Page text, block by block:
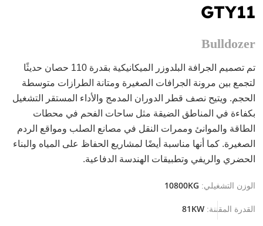
GTY11
Bulldozer
تم تصميم الجرافة البلدوزر الميكانيكية بقدرة 110 حصان حديثًا
لتجمع بين مرونة الجرافات الصغيرة ومتانة الطرازات متوسطة
الحجم. ويتيح نصف قطر الدوران المدمج والأداء المستقر التشغيل
بكفاءة في المناطق الضيقة مثل ساحات الفحم في محطات
الطاقة والموانئ وممرات النقل في مصانع الصلب ومواقع الردم
الصغيرة. كما أنها مناسبة أيضًا لمشاريع الحفاظ على المياه والبناء
الحضري والريفي وتطبيقات الهندسة الدفاعية.
الوزن التشغيلي: 10800KG
القدرة المقننة:81KW